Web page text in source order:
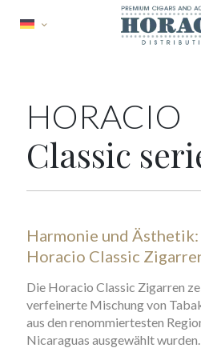
HORACIO
Classic
Harmonie und
Horacio Classic
Die Horacio Classic Zigarren
verfeinerte Mischung von
aus den renommiertesten
Nicaraguas ausgewählt